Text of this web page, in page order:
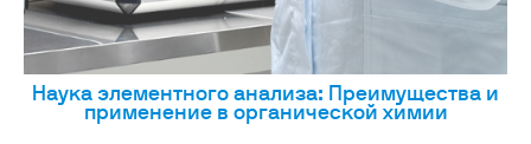
Наука элементного анализа: Преимущества и
применение в органической химии